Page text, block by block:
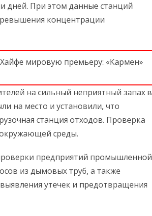
дней. При этом данные станций
концентрации
Хайфе мировую премьеру: «Кармен»
на сильный неприятный запах в
на место и установили, что
станция отходов. Проверка
среды.
предприятий промышленной
из дымовых труб, а также
утечек и предотвращения